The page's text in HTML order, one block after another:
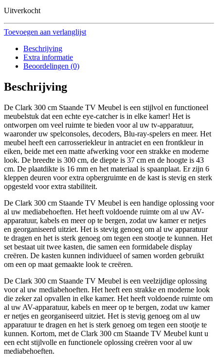
Uitverkocht
Toevoegen aan verlanglijst
Beschrijving
Extra informatie
Beoordelingen (0)
Beschrijving
De Clark 300 cm Staande TV Meubel is een stijlvol en functioneel
meubelstuk dat een echte eye-catcher is in elke kamer! Het is
ontworpen om veel ruimte te bieden voor al uw tv-apparatuur,
waaronder uw spelconsoles, decoders, Blu-ray-spelers en meer. Het
meubel heeft een carrosseriekleur in antraciet en een frontkleur in
eiken, beide met een matte afwerking voor een strakke en moderne
look. De breedte is 300 cm, de diepte is 37 cm en de hoogte is 43
cm. De plaatdikte is 16 mm en het materiaal is spaanplaat. Er zijn 6
kleppen deuren voor extra opbergruimte en de kast is stevig en sterk
opgesteld voor extra stabiliteit.
De Clark 300 cm Staande TV Meubel is een handige oplossing voor
al uw mediabehoeften. Het heeft voldoende ruimte om al uw AV-
apparatuur, kabels en meer op te bergen, zodat uw kamer er netjes
en georganiseerd uitziet. Het is stevig genoeg om al uw apparatuur
te dragen en het is sterk genoeg om tegen een stootje te kunnen. Het
set bestaat uit twee kasten, die samen een formidabele display
creëren. De kasten kunnen individueel of samen worden gebruikt
om een op maat gemaakte look te creëren.
De Clark 300 cm Staande TV Meubel is een veelzijdige oplossing
voor al uw mediabehoeften. Het heeft een strakke en moderne look
die zeker zal opvallen in elke kamer. Het heeft voldoende ruimte om
al uw AV-apparatuur, kabels en meer op te bergen, zodat uw kamer
er netjes en georganiseerd uitziet. Het is stevig genoeg om al uw
apparatuur te dragen en het is sterk genoeg om tegen een stootje te
kunnen. Kortom, met de Clark 300 cm Staande TV Meubel kunt u
een echt stijlvolle en functionele oplossing creëren voor al uw
mediabehoeften.